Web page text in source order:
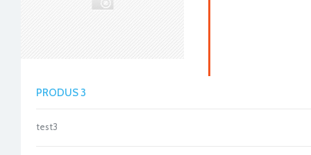
PRODUS 3
test3